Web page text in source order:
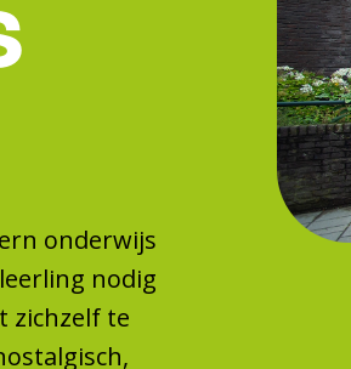
onderwijs
nodig
zichzelf te